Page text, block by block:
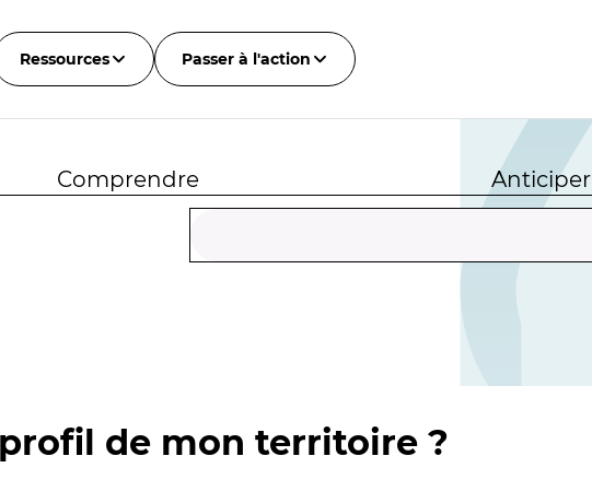
Ressources Passer à l'action
Comprendre Anticiper
de mon territoire ?